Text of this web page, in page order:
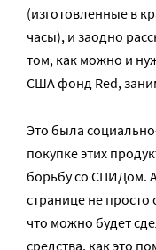
(изготовленные в
часы), и заодно
том, как можно и
США фонд Red,
Это была
покупке этих
борьбу со СПИДом.
странице не просто
что можно будет
средства, как это